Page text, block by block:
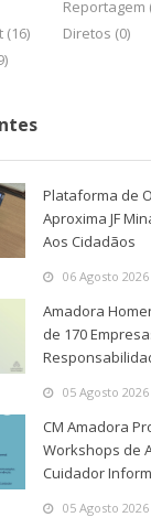
Reportagem
(16)
Diretos (0)
Plataforma de
Aproxima JF
Aos Cidadãos
06 Agosto 2026
Amadora
de 170
05 Agosto 2026
CM Amadora
Workshops de
Cuidador
05 Agosto 2026